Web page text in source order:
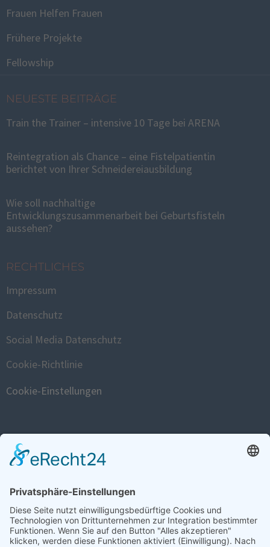
Frauen Helfen Frauen
Frühere Projekte
Fellowship
NEUESTE BEITRÄGE
Train the Trainer – intensive 10 Tage bei ARENA
Reintegration als Chance – eine Fistelpatientin
berichtet von Ihrer Schneidereiausbildung
Wie soll nachhaltige
Entwicklungszusammenarbeit bei Geburtsfisteln
aussehen?
RECHTLICHES
Impressum
Datenschutz
Social Media Datenschutz
Cookie-Richtlinie
Cookie-Einstellungen
FISTULA WEBSITE
www.fistula.de